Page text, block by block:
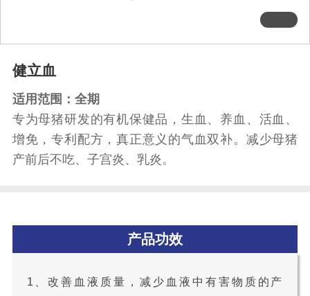
健立血
适用范围：全期
专为母猪研发的有机保健品，生血、养血、活血、
增免，专利配方，真正意义的气血双补。减少母猪
产前后不吃、子宫炎、乳炎。
产品功效
1、改善血液质量，减少血液中有害物质的产